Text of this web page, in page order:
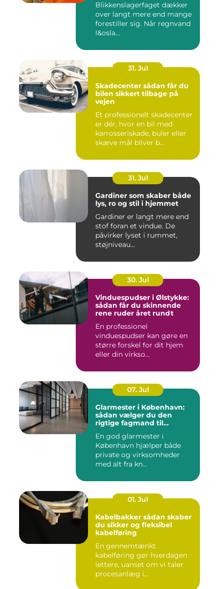
Blikkenslagerfaget dækker
over langt mere end mange
forestiller sig. Når regnvand
l&osla...
31. Jul
Skadecenter sådan får du
bilen sikkert tilbage på
vejen
Et professionelt skadecenter
er dér, hvor en bil med
karrosseriskade, buler eller
skæve mål bliver b...
31. Jul
Gardiner som skaber både
lys, ro og stil i hjemmet
Gardiner er langt mere end
stof foran et vindue. De
påvirker lyset i rummet,
støjniveau...
30. Jul
Vinduespudser i Ølstykke:
sådan får du skinnende
rene ruder året rundt
En professionel
vinduespudser kan gøre en
større forskel for dit hjem
eller din virkso...
07. Jul
Glarmester i København:
sådan vælger du den
rigtige fagmand til
En god glarmester i
København hjælper både
private og virksomheder
med alt fra kn...
01. Jul
Kabelbakker sådan skaber
du sikker og fleksibel
kabelføring
En gennemtænkt
kabelføring gør hverdagen
lettere, uanset om vi taler
procesanlæg i